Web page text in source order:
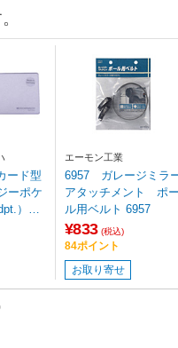
ード型
ーポケ
）／5
ー）
エーモン工業
6957 ガレージミラ
アタッチメント ポ
ル用ベルト 6957
¥833 (税込)
84ポイント
お取り寄せ